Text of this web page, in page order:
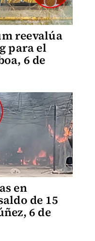
reevalúa
para el
6 de
en
de 15
6 de